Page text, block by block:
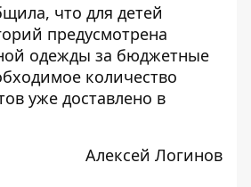
что для детей
предусмотрена
одежды за бюджетные
количество
уже доставлено в
Алексей Логинов